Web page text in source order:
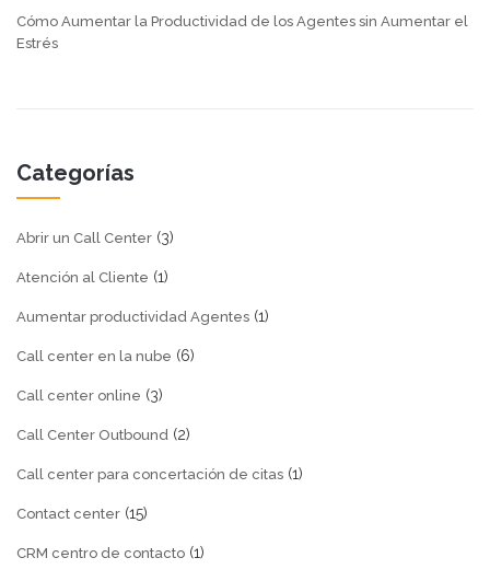
Cómo Aumentar la Productividad de los Agentes sin Aumentar el
Estrés
Categorías
Abrir un Call Center (3)
Atención al Cliente (1)
Aumentar productividad Agentes (1)
Call center en la nube (6)
Call center online (3)
Call Center Outbound (2)
Call center para concertación de citas (1)
Contact center (15)
CRM centro de contacto (1)